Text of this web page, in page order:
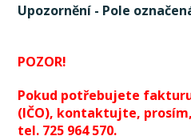
Upozornění - Pole
POZOR!
Pokud potřebujete
(IČO), kontaktujte,
tel. 725 964 570.